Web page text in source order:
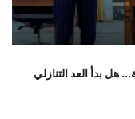
هل بدأ العد التنازلي